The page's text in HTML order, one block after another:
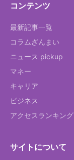
コンテンツ
最新記事一覧
コラムざんまい
ニュース pickup
マネー
キャリア
ビジネス
アクセスランキング
サイトについて